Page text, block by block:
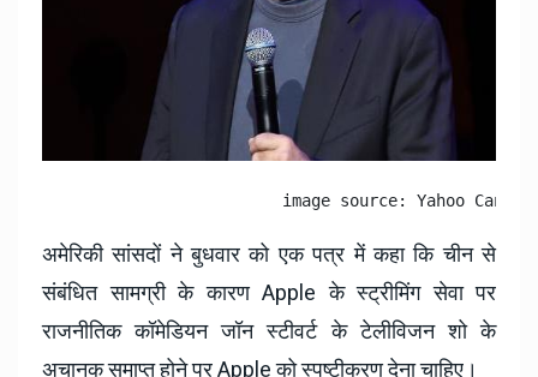
image source: Yahoo Canada
अमेरिकी सांसदों ने बुधवार को एक पत्र में कहा कि चीन से
संबंधित सामग्री के कारण Apple के स्ट्रीमिंग सेवा पर
राजनीतिक कॉमेडियन जॉन स्टीवर्ट के टेलीविजन शो के
अचानक समाप्त होने पर Apple को स्पष्टीकरण देना चाहिए।